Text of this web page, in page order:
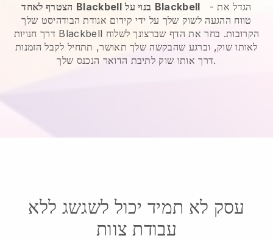
הצטרף לאחד Blackbell בנוי על Blackbell -הגדל את
טווח ההגעה לשוק שלך על ידי קידום אגודת הבודהיסט שלך
דרך חנויות Blackbell הקרובות. בחר את הדף שברצונך לשלוח
לאותו שוק, וברגע שהבקשה שלך תאושר, תתחיל לקבל הזמנות
דרך אותו שוק לתיבת הדואר הנכנס שלך.
עסק לא תמיד יכול לשגשג ללא
עבודת צוות